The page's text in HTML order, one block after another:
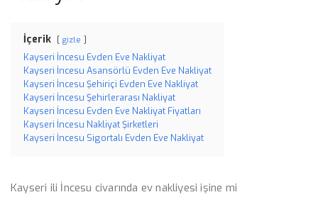
İçerik gizle
Kayseri İncesu Evden Eve Nakliyat
Kayseri İncesu Asansörlü Evden Eve Nakliyat
Kayseri İncesu Şehiriçi Evden Eve Nakliyat
Kayseri İncesu Şehirlerarası Nakliyat
Kayseri İncesu Evden Eve Nakliyat Fiyatları
Kayseri İncesu Nakliyat Şirketleri
Kayseri İncesu Sigortalı Evden Eve Nakliyat
Kayseri ili İncesu civarında ev nakliyesi işine mi